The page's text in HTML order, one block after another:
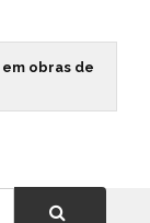
obras de